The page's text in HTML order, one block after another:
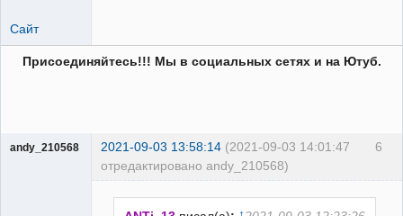
Сайт
Присоединяйтесь!!! Мы в социальных сетях и на Ютуб.
6
andy_210568 2021-09-03 13:58:14 (2021-09-03 14:01:47
отредактировано andy_210568)